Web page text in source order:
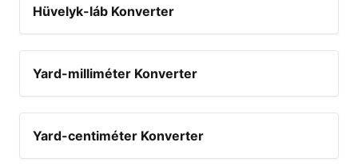
Hüvelyk-láb Konverter
Yard-milliméter Konverter
Yard-centiméter Konverter